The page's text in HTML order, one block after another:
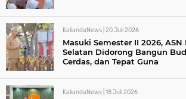
KaliandaNews | 20 Juli 2026
Masuki Semester II 2026,
Selatan Didorong Bangun
Cerdas, dan Tepat Guna
KaliandaNews | 18 Juli 2026